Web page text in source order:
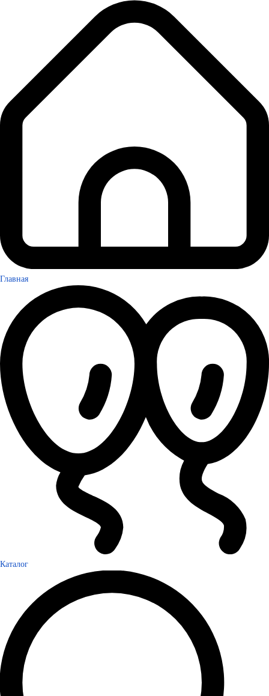
Главная
Каталог